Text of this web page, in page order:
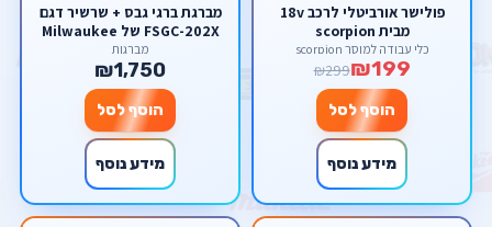
פולישר אורביטלי לרכב 18v
מבית scorpion
כלי עבודה למוסך scorpion
₪199
₪299
הוסף לסל
מידע נוסף
מברגת ברגי גבס + שרשיר דגם
FSGC-202X של Milwaukee
מילווקי
מברגות
₪1,750
הוסף לסל
מידע נוסף